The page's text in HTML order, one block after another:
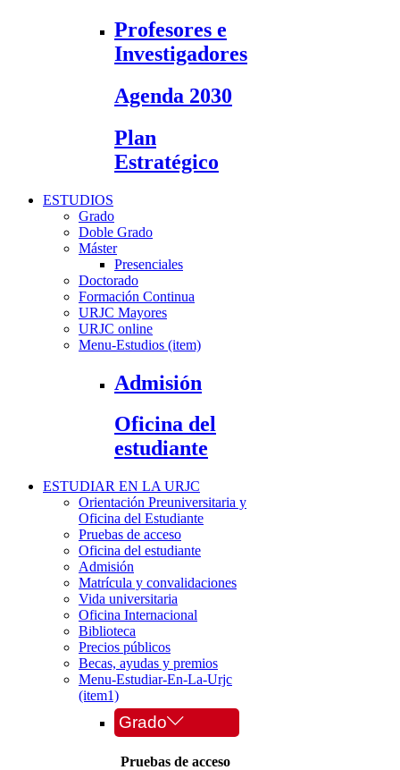
Profesores e
Investigadores
Agenda 2030
Plan
Estratégico
ESTUDIOS
Grado
Doble Grado
Máster
Presenciales
Doctorado
Formación Continua
URJC Mayores
URJC online
Menu-Estudios (item)
Admisión
Oficina del
estudiante
ESTUDIAR EN LA URJC
Orientación Preuniversitaria y
Oficina del Estudiante
Pruebas de acceso
Oficina del estudiante
Admisión
Matrícula y convalidaciones
Vida universitaria
Oficina Internacional
Biblioteca
Precios públicos
Becas, ayudas y premios
Menu-Estudiar-En-La-Urjc
(item1)
Grado
Pruebas de acceso